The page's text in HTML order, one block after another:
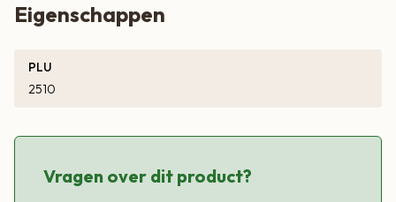
Eigenschappen
PLU
2510
Vragen over dit product?